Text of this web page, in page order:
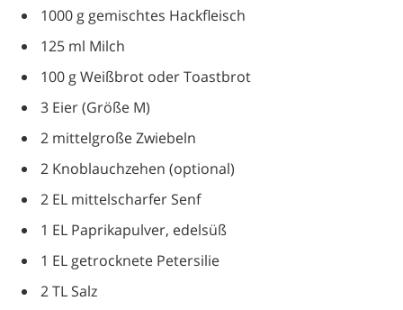
1000 g gemischtes Hackfleisch
125 ml Milch
100 g Weißbrot oder Toastbrot
3 Eier (Größe M)
2 mittelgroße Zwiebeln
2 Knoblauchzehen (optional)
2 EL mittelscharfer Senf
1 EL Paprikapulver, edelsüß
1 EL getrocknete Petersilie
2 TL Salz